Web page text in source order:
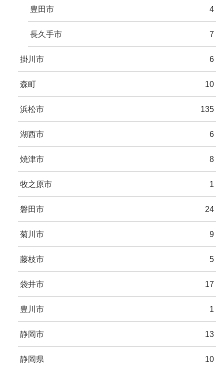
豊田市 4
長久手市 7
掛川市 6
森町 10
浜松市 135
湖西市 6
焼津市 8
牧之原市 1
磐田市 24
菊川市 9
藤枝市 5
袋井市 17
豊川市 1
静岡市 13
静岡県 10